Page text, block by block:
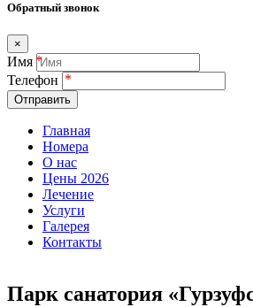
Обратный звонок
×
Имя
Телефон
Отправить
Главная
Номера
О нас
Цены 2026
Лечение
Услуги
Галерея
Контакты
Парк санатория